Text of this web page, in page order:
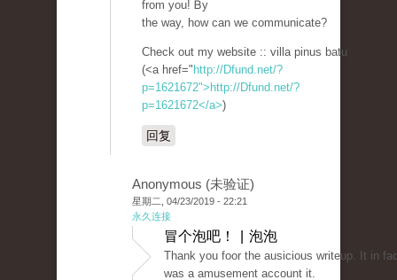
from you! Ᏼy
the way, how can we communicate?
Check out my website :: vіlla pinus batu
(<a href=" http://Dfund.net/?
p=1621672">http://Dfund.net/?
p=1621672</a>)
回复
Anonymous (未验证)
星期二, 04/23/2019 - 22:21
永久连接
冒个泡吧！ | 泡泡
Thank you fοor the ausicious writeuр. It in
was a amusement account it.